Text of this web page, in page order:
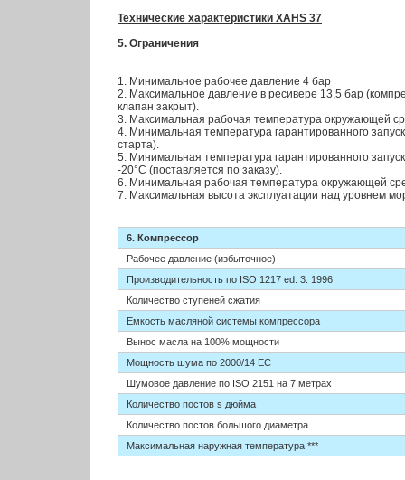
Технические характеристики XAHS 37
5. Ограничения
1. Минимальное рабочее давление 4 бар
2. Максимальное давление в ресивере 13,5 бар
клапан закрыт).
3. Максимальная рабочая температура окружающей
4. Минимальная температура гарантированного
старта).
5. Минимальная температура гарантированного
-20°C (поставляется по заказу).
6. Минимальная рабочая температура окружающей
7. Максимальная высота эксплуатации над уровнем
6. Компрессор
Рабочее давление (избыточное)
Производительность по ISO 1217 ed. 3. 1996
Количество ступеней сжатия
Емкость масляной системы компрессора
Вынос масла на 100% мощности
Мощность шума по 2000/14 ЕС
Шумовое давление по ISO 2151 на 7 метрах
Количество постов ѕ дюйма
Количество постов большого диаметра
Максимальная наружная температура ***